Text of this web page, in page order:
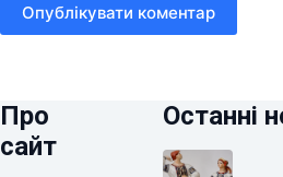
Опублікувати коментар
Про
сайт
Останні